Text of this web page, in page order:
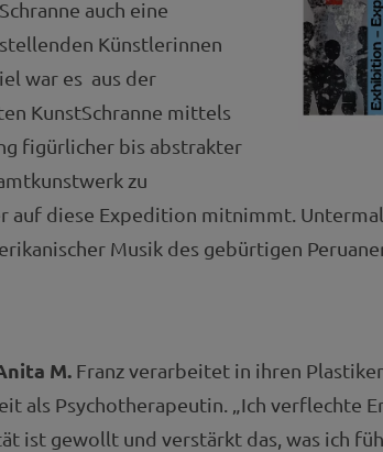
auch eine
Künstlerinnen
war es aus der
KunstSchranne mittels
figürlicher bis abstrakter
zu
auf diese Expedition mitnimmt.
Musik des gebürtigen
M. Franz verarbeitet in ihren
als Psychotherapeutin. „Ich verflechte
ist gewollt und verstärkt das, was ich